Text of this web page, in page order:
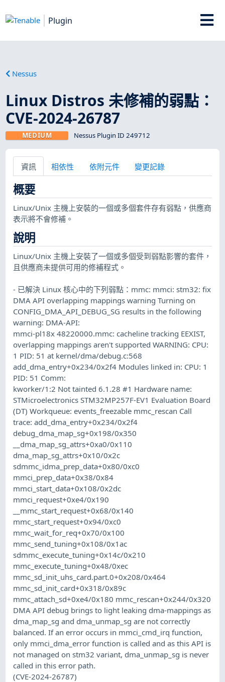
Plugin
Nessus
Linux Distros 未修補的弱點：
CVE-2024-26787
MEDIUM Nessus Plugin ID 249712
資訊 相依性 依附元件 變更記錄
概要
Linux/Unix 主機上安裝的一個或多個套件存有弱點，供應商
表示將不會修補。
說明
Linux/Unix 主機上安裝了一個或多個受到弱點影響的套件，
且供應商未提供可用的修補程式。
- 已解決 Linux 核心中的下列弱點：mmc: mmci: stm32: fix
DMA API overlapping mappings warning Turning on
CONFIG_DMA_API_DEBUG_SG results in the following
warning: DMA-API:
mmci-pl18x 48220000.mmc: cacheline tracking EEXIST,
overlapping mappings aren't supported WARNING: CPU:
1 PID: 51 at kernel/dma/debug.c:568
add_dma_entry+0x234/0x2f4 Modules linked in: CPU: 1
PID: 51 Comm:
kworker/1:2 Not tainted 6.1.28 #1 Hardware name:
STMicroelectronics STM32MP257F-EV1 Evaluation Board
(DT) Workqueue: events_freezable mmc_rescan Call
trace: add_dma_entry+0x234/0x2f4
debug_dma_map_sg+0x198/0x350
__dma_map_sg_attrs+0xa0/0x110
dma_map_sg_attrs+0x10/0x2c
sdmmc_idma_prep_data+0x80/0xc0
mmci_prep_data+0x38/0x84
mmci_start_data+0x108/0x2dc
mmci_request+0xe4/0x190
__mmc_start_request+0x68/0x140
mmc_start_request+0x94/0xc0
mmc_wait_for_req+0x70/0x100
mmc_send_tuning+0x108/0x1ac
sdmmc_execute_tuning+0x14c/0x210
mmc_execute_tuning+0x48/0xec
mmc_sd_init_uhs_card.part.0+0x208/0x464
mmc_sd_init_card+0x318/0x89c
mmc_attach_sd+0xe4/0x180 mmc_rescan+0x244/0x320
DMA API debug brings to light leaking dma-mappings as
dma_map_sg and dma_unmap_sg are not correctly
balanced. If an error occurs in mmci_cmd_irq function,
only mmci_dma_error function is called and as this API is
not managed on stm32 variant, dma_unmap_sg is never
called in this error path.
(CVE-2024-26787)